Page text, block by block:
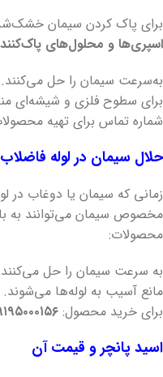
برای پاک کردن سیمان
اسپری‌ها و محلول‌های
به‌سرعت سیمان را حل می‌کنند.
برای سطوح فلزی و شیشه‌ای
شماره تماس برای تهیه
حلال سیمان در لوله فاضلاب
زمانی که سیمان یا دوغاب در
مخصوص سیمان می‌توانند به
محصولات:
به سرعت سیمان را حل
مانع آسیب به لوله‌ها می‌شوند.
برای خرید محصول:
اسید پانچر و قیمت آن